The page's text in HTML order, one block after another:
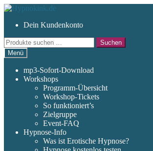
Zur
springen
Zum
springenDein Kundenkonto
Suchen
nach:
Suchen
Menü
mp3-Sofort-Download
Workshops
Programm-Übersicht
Workshop-Tickets
So funktioniert’s
Zielgruppe
Event-FAQ
Hypnose-Info
Was ist Erotische Hypnose?